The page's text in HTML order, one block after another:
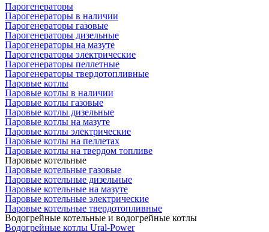
Парогенераторы
Парогенераторы в наличии
Парогенераторы газовые
Парогенераторы дизельные
Парогенераторы на мазуте
Парогенераторы электрические
Парогенераторы пеллетные
Парогенераторы твердотопливные
Паровые котлы
Паровые котлы в наличии
Паровые котлы газовые
Паровые котлы дизельные
Паровые котлы на мазуте
Паровые котлы электрические
Паровые котлы на пеллетах
Паровые котлы на твердом топливе
Паровые котельные
Паровые котельные газовые
Паровые котельные дизельные
Паровые котельные на мазуте
Паровые котельные электрические
Паровые котельные твердотопливные
Водогрейные котельные и водогрейные котлы
Водогрейные котлы Ural-Power